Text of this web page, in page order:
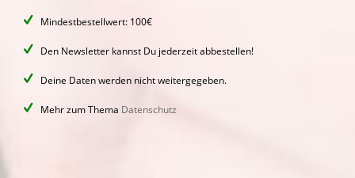
Mindestbestellwert: 100€
Den Newsletter kannst Du jederzeit abbestellen!
Deine Daten werden nicht weitergegeben.
Mehr zum Thema Datenschutz